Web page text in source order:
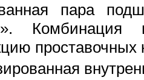
пара
проставочных